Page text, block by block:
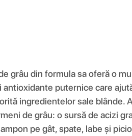
grâu din formula sa oferă o
puternice care
ingredientelor sale blânde.
de grâu: o sursă de acizi
pe gât, spate, labe și